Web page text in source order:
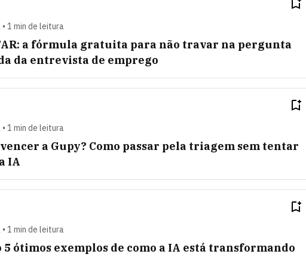
1 min de leitura
a fórmula gratuita para não travar na pergunta
da entrevista de emprego
1 min de leitura
a Gupy? Como passar pela triagem sem tentar
IA
1 min de leitura
5 ótimos exemplos de como a IA está transformando